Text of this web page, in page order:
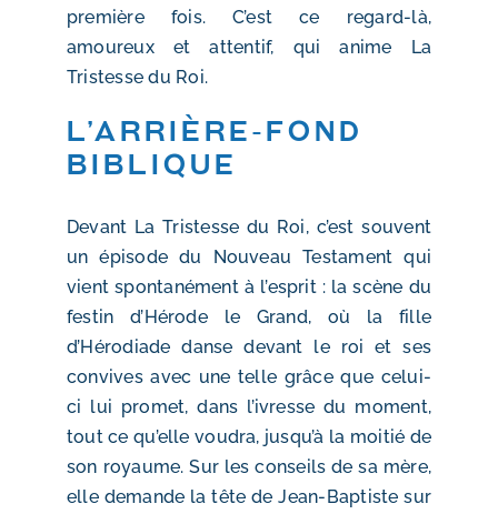
première fois. C’est ce regard-là,
amoureux et attentif, qui anime La
Tristesse du Roi.
L’arrière-fond
biblique
Devant La Tristesse du Roi, c’est souvent
un épisode du Nouveau Testament qui
vient spontanément à l’esprit : la scène du
festin d’Hérode le Grand, où la fille
d’Hérodiade danse devant le roi et ses
convives avec une telle grâce que celui-
ci lui promet, dans l’ivresse du moment,
tout ce qu’elle voudra, jusqu’à la moitié de
son royaume. Sur les conseils de sa mère,
elle demande la tête de Jean-Baptiste sur